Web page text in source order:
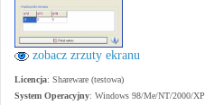
zobacz zrzuty ekranu
Licencja: Shareware (testowa)
System Operacyjny: Windows 98/Me/NT/2000/XP